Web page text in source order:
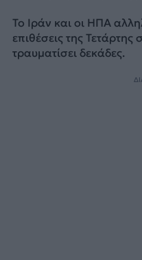
Το Ιράν και οι ΗΠΑ
επιθέσεις της Τετάρτης
τραυματίσει δεκάδες.